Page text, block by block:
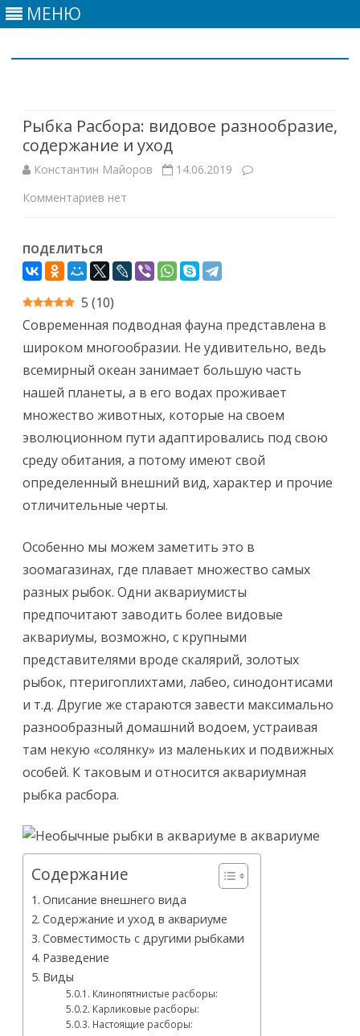
МЕНЮ
Рыбка Расбора: видовое разнообразие,
содержание и уход
Константин Майоров
14.06.2019
Комментариев к
Расбора:
видовое
разнообразие,
содержание
и
уход
нет
ПОДЕЛИТЬСЯ
5 (10)
Современная подводная фауна представлена в
широком многообразии. Не удивительно, ведь
всемирный океан занимает большую часть
нашей планеты, а в его водах проживает
множество животных, которые на своем
эволюционном пути адаптировались под свою
среду обитания, а потому имеют свой
определенный внешний вид, характер и прочие
отличительные черты.
Особенно мы можем заметить это в
зоомагазинах, где плавает множество самых
разных рыбок. Одни аквариумисты
предпочитают заводить более видовые
аквариумы, возможно, с крупными
представителями вроде скалярий, золотых
рыбок, птеригоплихтами, лабео, синодонтисами
и т.д. Другие же стараются завести максимально
разнообразный домашний водоем, устраивая
там некую «солянку» из маленьких и подвижных
особей. К таковым и относится аквариумная
рыбка расбора.
Содержание
Описание внешнего вида
Содержание и уход в аквариуме
Совместимость с другими рыбками
Разведение
Виды
Клинопятнистые расборы:
Карликовые расборы:
Настоящие расборы: